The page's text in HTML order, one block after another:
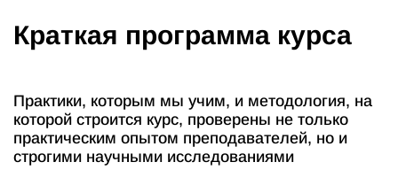
Краткая программа курса
Практики, которым мы учим, и методология, на
которой строится курс, проверены не только
практическим опытом преподавателей, но и
строгими научными исследованиями